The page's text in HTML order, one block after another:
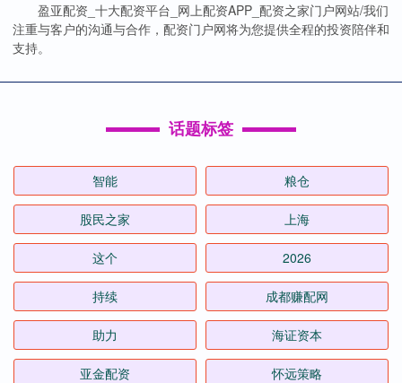
盈亚配资_十大配资平台_网上配资APP_配资之家门户网站/我们
注重与客户的沟通与合作，配资门户网将为您提供全程的投资陪伴和
支持。
话题标签
智能 粮仓
股民之家 上海
这个 2026
持续 成都赚配网
助力 海证资本
亚金配资 怀远策略